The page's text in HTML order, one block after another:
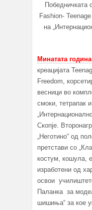
Победничката
Fashion-
на
Минатата година
креацијата
Freedom,
весници во
смоки, тетрапак
Скопје.
„Неготино“ од
претстави со
костум, кошула,
изработени од
освои
Паланка за
шишиња“ за кое